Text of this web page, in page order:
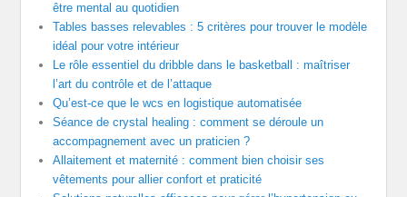
être mental au quotidien
Tables basses relevables : 5 critères pour trouver le modèle
idéal pour votre intérieur
Le rôle essentiel du dribble dans le basketball : maîtriser
l’art du contrôle et de l’attaque
Qu’est-ce que le wcs en logistique automatisée
Séance de crystal healing : comment se déroule un
accompagnement avec un praticien ?
Allaitement et maternité : comment bien choisir ses
vêtements pour allier confort et praticité